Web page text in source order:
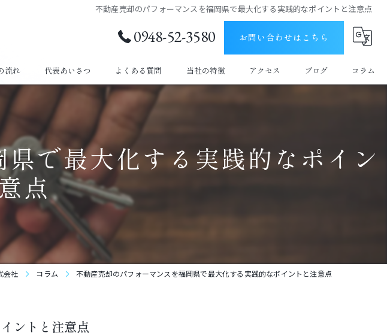
不動産売却のパフォーマンスを福岡県で最大化する実践的なポイントと注意点
0948-52-3580 お問い合わせはこちら
流れ 代表あいさつ よくある質問 当社の特徴
空き家
アクセス ブログ コラム
で最大化する実践的なポイン
点
会社 コラム 不動産売却のパフォーマンスを福岡県で最大化する実践的なポイントと注意点
ントと注意点